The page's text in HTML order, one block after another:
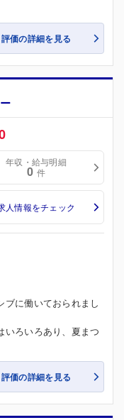
評価の詳細を見る
年収・給与明細
0 件
人情報をチェック
に働いておられまし
いろいろあり、夏まつ
評価の詳細を見る